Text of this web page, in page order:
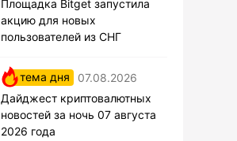
Площадка Bitget запустила
акцию для новых
пользователей из СНГ
тема дня
07.08.2026
Дайджест криптовалютных
новостей за ночь 07 августа
2026 года